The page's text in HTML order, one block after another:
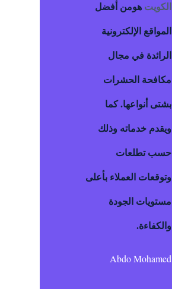
الكويتهومن أفضل
المواقع الإلكترونية
الرائدة في مجال
مكافحة الحشرات
بشتى أنواعها. كما
ويقدم خدماته وذلك
حسب تطلعات
وتوقعات العملاء بأعلى
مستويات الجودة
والكفاءة.
Abdo Mohamed